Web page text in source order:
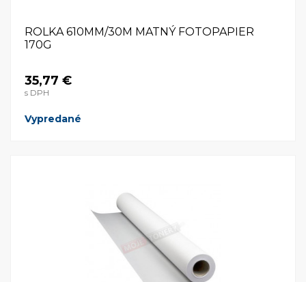
ROLKA 610MM/30M MATNÝ FOTOPAPIER
170G
35,77 €
s DPH
Vypredané